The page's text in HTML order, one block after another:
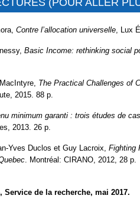
Contre l’allocation universelle , Lux
Basic Income: rethinking social
The Practical Challenges of
2015. 88 p.
minimum garanti : trois études de
2013. 26 p.
Yves Duclos et Guy Lacroix, Fighting
. Montréal: CIRANO, 2012, 28 p.
Service de la recherche, mai 2017.